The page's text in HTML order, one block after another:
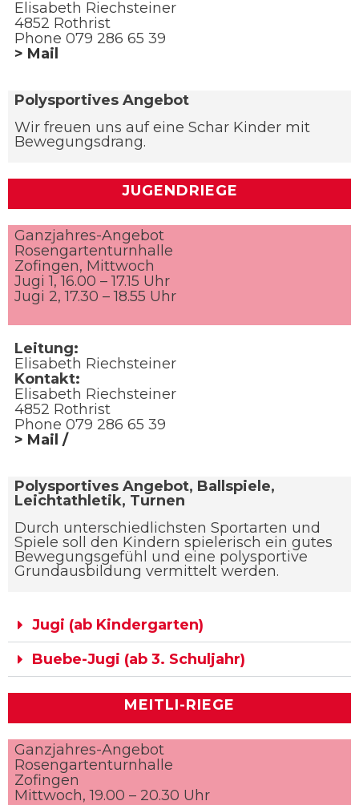
Elisabeth Riechsteiner
4852 Rothrist
Phone 079 286 65 39
> Mail
Polysportives Angebot
Wir freuen uns auf eine Schar Kinder mit
Bewegungsdrang.
JUGENDRIEGE
Ganzjahres-Angebot
Rosengartenturnhalle
Zofingen, Mittwoch
Jugi 1, 16.00 – 17.15 Uhr
Jugi 2, 17.30 – 18.55 Uhr
Leitung:
Elisabeth Riechsteiner
Kontakt:
Elisabeth Riechsteiner
4852 Rothrist
Phone 079 286 65 39
> Mail /
Polysportives Angebot, Ballspiele,
Leichtathletik, Turnen
Durch unterschiedlichsten Sportarten und
Spiele soll den Kindern spielerisch ein gutes
Bewegungsgefühl und eine polysportive
Grundausbildung vermittelt werden.
Jugi (ab Kindergarten)
Buebe-Jugi (ab 3. Schuljahr)
MEITLI-RIEGE
Ganzjahres-Angebot
Rosengartenturnhalle
Zofingen
Mittwoch, 19.00 – 20.30 Uhr